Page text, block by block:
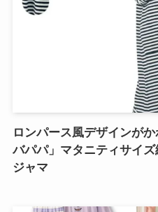
ロンパース風デザインが
バパパ」マタニティサイ
ジャマ